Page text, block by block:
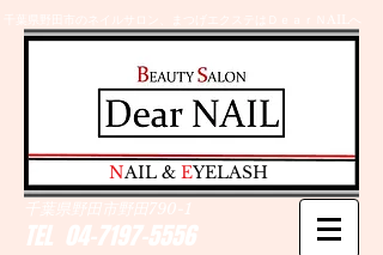
千葉県野田市のネイルサロン、まつげエクステはＤｅａｒＮAILへ
TEL 04-7197-5556
千葉県野田市野田790-1
​NAIL & EYELASH